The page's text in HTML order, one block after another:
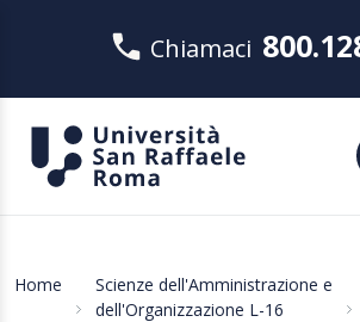
Chiamaci
Home
Scienze dell'Amministrazione e
dell'Organizzazione L-16